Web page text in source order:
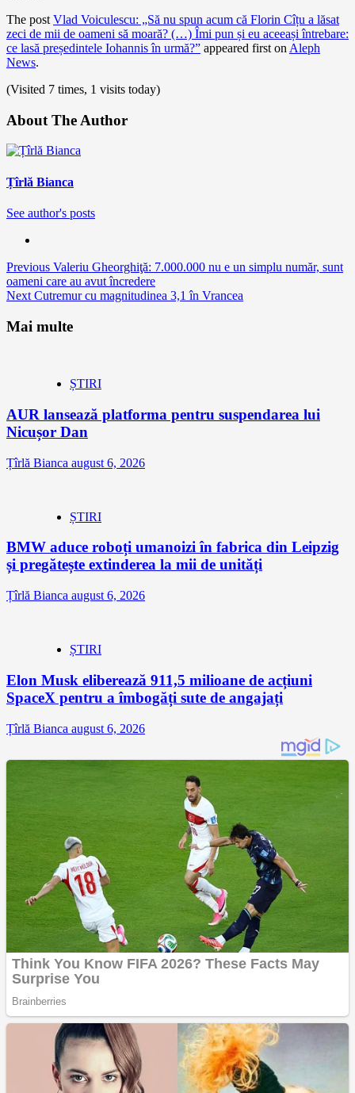
The post Vlad Voiculescu: „Să nu spun acum că Florin Cîțu a lăsat
zeci de mii de oameni să moară? (…) Îmi pun și eu aceeași întrebare:
ce lasă președintele Iohannis în urmă?” appeared first on Aleph
News.
(Visited 7 times, 1 visits today)
About The Author
Țîrlă Bianca
See author's posts
Continue
Reading
Previous Valeriu Gheorghiţă: 7.000.000 nu e un simplu număr, sunt
oameni care au avut încredere
Next Cutremur cu magnitudinea 3,1 în Vrancea
Mai multe
ȘTIRI
AUR lansează platforma pentru suspendarea lui
Nicușor Dan
Țîrlă Bianca august 6, 2026
ȘTIRI
BMW aduce roboți umanoizi în fabrica din Leipzig
și pregătește extinderea la mii de unități
Țîrlă Bianca august 6, 2026
ȘTIRI
Elon Musk eliberează 911,5 milioane de acțiuni
SpaceX pentru a îmbogăți sute de angajați
Țîrlă Bianca august 6, 2026